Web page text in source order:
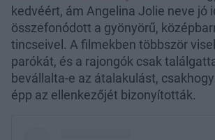
kedvéért, ám Angelina Jolie neve jó
összefonódott a gyönyörű,
tincseivel. A filmekben többször
parókát, és a rajongók csak
bevállalta-e az átalakulást,
épp az ellenkezőjét bizonyították.